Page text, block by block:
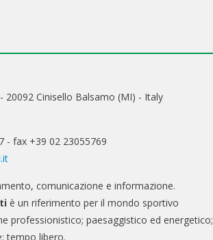
20092 Cinisello Balsamo (MI) - Italy
- fax +39 02 23055769
comunicazione e informazione.
è un riferimento per il mondo sportivo
professionistico; paesaggistico ed energetico;
tempo libero.